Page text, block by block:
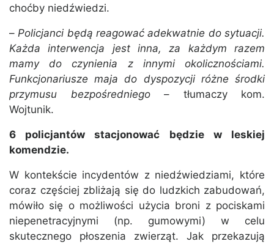
choćby niedźwiedzi.
–Policjanci będą reagować adekwatnie do sytuacji.
Każda interwencja jest inna, za każdym razem
mamy do czynienia z innymi okolicznościami.
Funkcjonariusze maja do dyspozycji różne środki
przymusu bezpośredniego– tłumaczy kom.
Wojtunik.
6 policjantów stacjonować będzie w leskiej
komendzie.
W kontekście incydentów z niedźwiedziami, które
coraz częściej zbliżają się do ludzkich zabudowań,
mówiło się o możliwości użycia broni z pociskami
niepenetracyjnymi (np. gumowymi) w celu
skutecznego płoszenia zwierząt. Jak przekazują